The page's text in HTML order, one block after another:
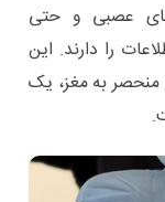
عصبی و حتی
را دارند. این
به مغز، یک